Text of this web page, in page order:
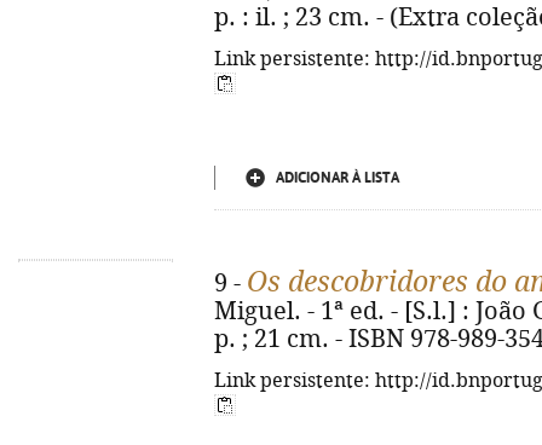
p. : il. ; 23 cm. - (Extra
Link persistente: http://
ADICIONAR À LISTA
9 - Os descobridores do
Miguel. - 1ª ed. - [S.l.] : João
p. ; 21 cm. - ISBN 978-989-
Link persistente: http://